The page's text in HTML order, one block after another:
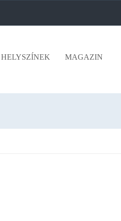
HELYSZÍNEK MAGAZIN